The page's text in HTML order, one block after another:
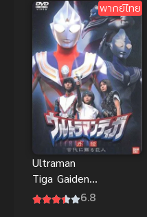
พากย์ไทย
Ultraman
Tiga Gaiden
Revival อุลต6.8